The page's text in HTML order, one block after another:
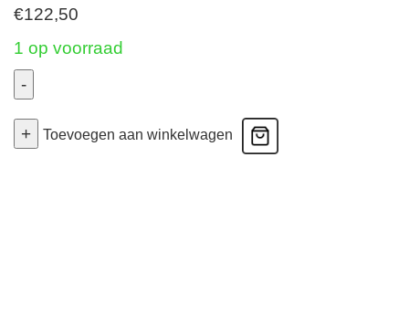
€122,50
1 op voorraad
-
Floral
+ Toevoegen aan winkelwagen